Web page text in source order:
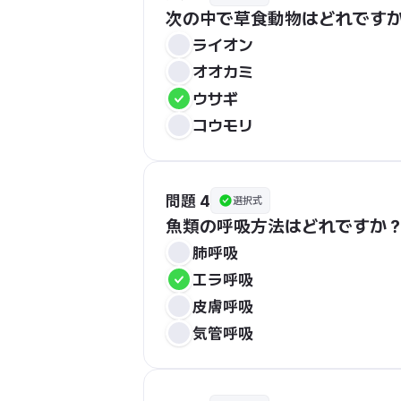
次の中で草食動物はどれです
ライオン
オオカミ
ウサギ
コウモリ
問題 4 選択式
魚類の呼吸方法はどれですか
肺呼吸
エラ呼吸
皮膚呼吸
気管呼吸